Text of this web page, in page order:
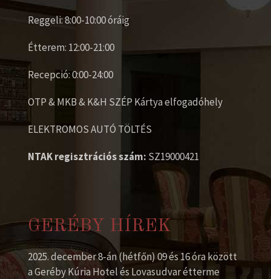
Reggeli: 8:00-10:00 óráig
Étterem: 12:00-21:00
Recepció: 0:00-24:00
OTP & MKB & K&H SZÉP Kártya elfogadóhely
ELEKTROMOS AUTÓ TÖLTÉS
NTAK regisztrációs szám: SZ19000421
GERÉBY HÍREK
2025. december 8-án (hétfőn) 09 és 16 óra között
a Geréby Kúria Hotel és Lovasudvar étterme